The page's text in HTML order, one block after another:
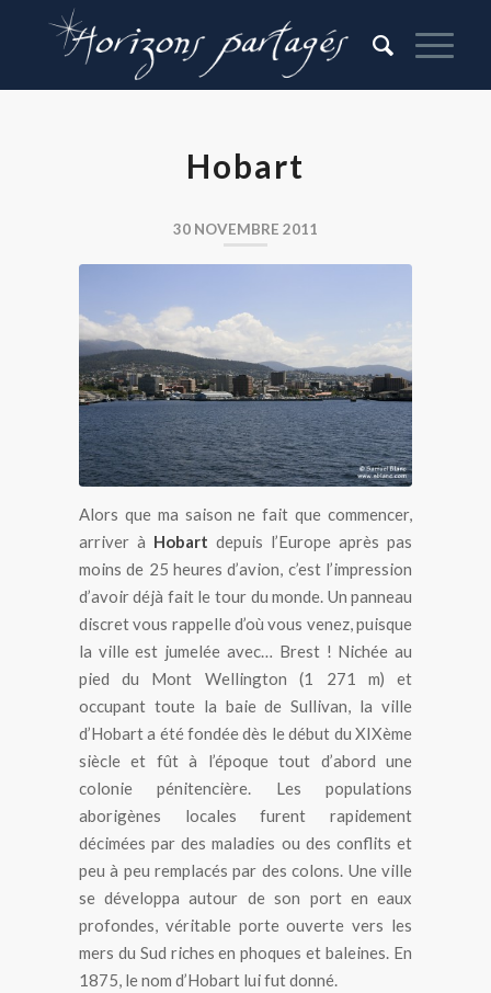
Hobart
30 NOVEMBRE 2011
Hobart
Alors que ma saison ne fait que commencer,
arriver à Hobart depuis l’Europe après pas
moins de 25 heures d’avion, c’est l’impression
d’avoir déjà fait le tour du monde. Un panneau
discret vous rappelle d’où vous venez, puisque
la ville est jumelée avec… Brest ! Nichée au
pied du Mont Wellington (1 271 m) et
occupant toute la baie de Sullivan, la ville
d’Hobart a été fondée dès le début du XIXème
siècle et fût à l’époque tout d’abord une
colonie pénitencière. Les populations
aborigènes locales furent rapidement
décimées par des maladies ou des conflits et
peu à peu remplacés par des colons. Une ville
se développa autour de son port en eaux
profondes, véritable porte ouverte vers les
mers du Sud riches en phoques et baleines. En
1875, le nom d’Hobart lui fut donné.